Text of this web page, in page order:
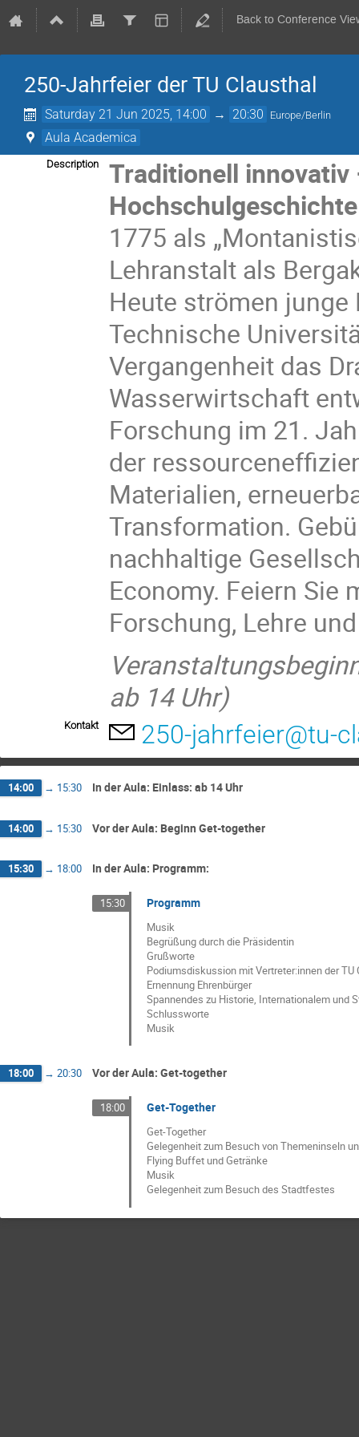
Back to Conference
250-Jahrfeier der TU Clausthal
Saturday 21 Jun 2025, 14:00 → 20:30 Europe/Berlin
Aula Academica
Description
Traditionell innovativ
1775 als
Lehranstalt als
Heute strömen
Technische
Vergangenheit das
Wasserwirtschaft
Forschung im 21.
der
Materialien,
Transformation.
nachhaltige
Economy. Feiern Sie
Forschung, Lehre
ab 14 Uhr)
Kontakt 250-jahrfeier@tu-
14:00 → 15:30 In der Aula: Einlass: ab 14 Uhr
14:00 → 15:30 Vor der Aula: Beginn Get-together
15:30 → 18:00 In der Aula: Programm:
15:30 Programm
Musik
Begrüßung durch die Präsidentin
Grußworte
Podiumsdiskussion mit Vertreter:innen der TU
Ernennung Ehrenbürger
Spannendes zu Historie, Internationalem und
Schlussworte
Musik
18:00 → 20:30 Vor der Aula: Get-together
18:00 Get-Together
Get-Together
Gelegenheit zum Besuch von Themeninseln
Flying Buffet und Getränke
Musik
Gelegenheit zum Besuch des Stadtfestes